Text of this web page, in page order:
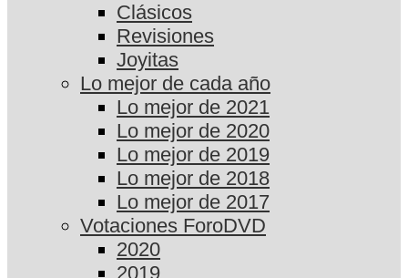
Clásicos
Revisiones
Joyitas
Lo mejor de cada año
Lo mejor de 2021
Lo mejor de 2020
Lo mejor de 2019
Lo mejor de 2018
Lo mejor de 2017
Votaciones ForoDVD
2020
2019